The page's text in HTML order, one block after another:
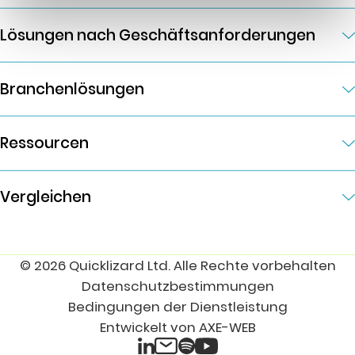
Lösungen nach Geschäftsanforderungen
Branchenlösungen
Ressourcen
Vergleichen
© 2026 Quicklizard Ltd. Alle Rechte vorbehalten
Datenschutzbestimmungen
Bedingungen der Dienstleistung
Entwickelt von AXE-WEB